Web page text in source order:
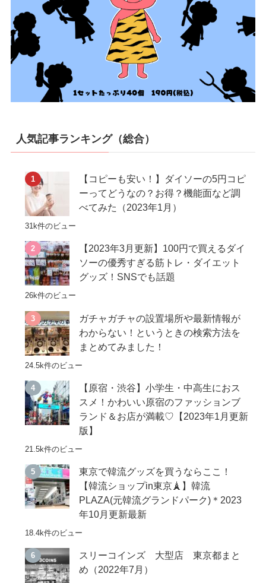
人気記事ランキング（総合）
【コピーも安い！】ダイソーの5円コピ
ーってどうなの？お得？機能面など調
べてみた（2023年1月）
31k件のビュー
【2023年3月更新】100円で買えるダイ
ソーの優秀すぎる筋トレ・ダイエット
グッズ！SNSでも話題
26k件のビュー
ガチャガチャの設置場所や最新情報が
わからない！というときの検索方法を
まとめてみました！
24.5k件のビュー
【原宿・渋谷】小学生・中高生におス
スメ！かわいい原宿のファッションブ
ランド＆お店が満載♡【2023年1月更新
版】
21.5k件のビュー
東京で韓流グッズを買うならここ！
【韓流ショップin東京🗼】韓流
PLAZA(元韓流グランドパーク)＊2023
年10月更新最新
18.4k件のビュー
スリーコインズ 大型店 東京都まと
め（2022年7月）